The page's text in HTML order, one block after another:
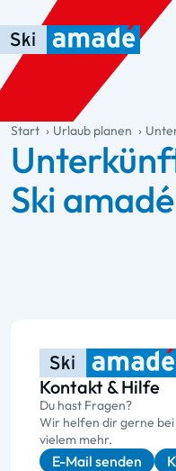
Zum Haupt-Inhalt springen
Springe zur Tabelle
Zur Haupt-Navigation
general.table-of-content
Start Urlaub planen
Ski amadé
Kontakt & Hilfe
Du hast Fragen?
Wir helfen dir gerne bei
vielem mehr.
E-Mail senden